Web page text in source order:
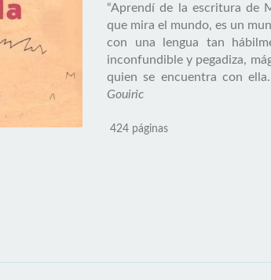
“Aprendí de la escritura de
que mira el mundo, es un
con una lengua tan
inconfundible y pegadiza,
quien se encuentra con
Gouiric
424 páginas